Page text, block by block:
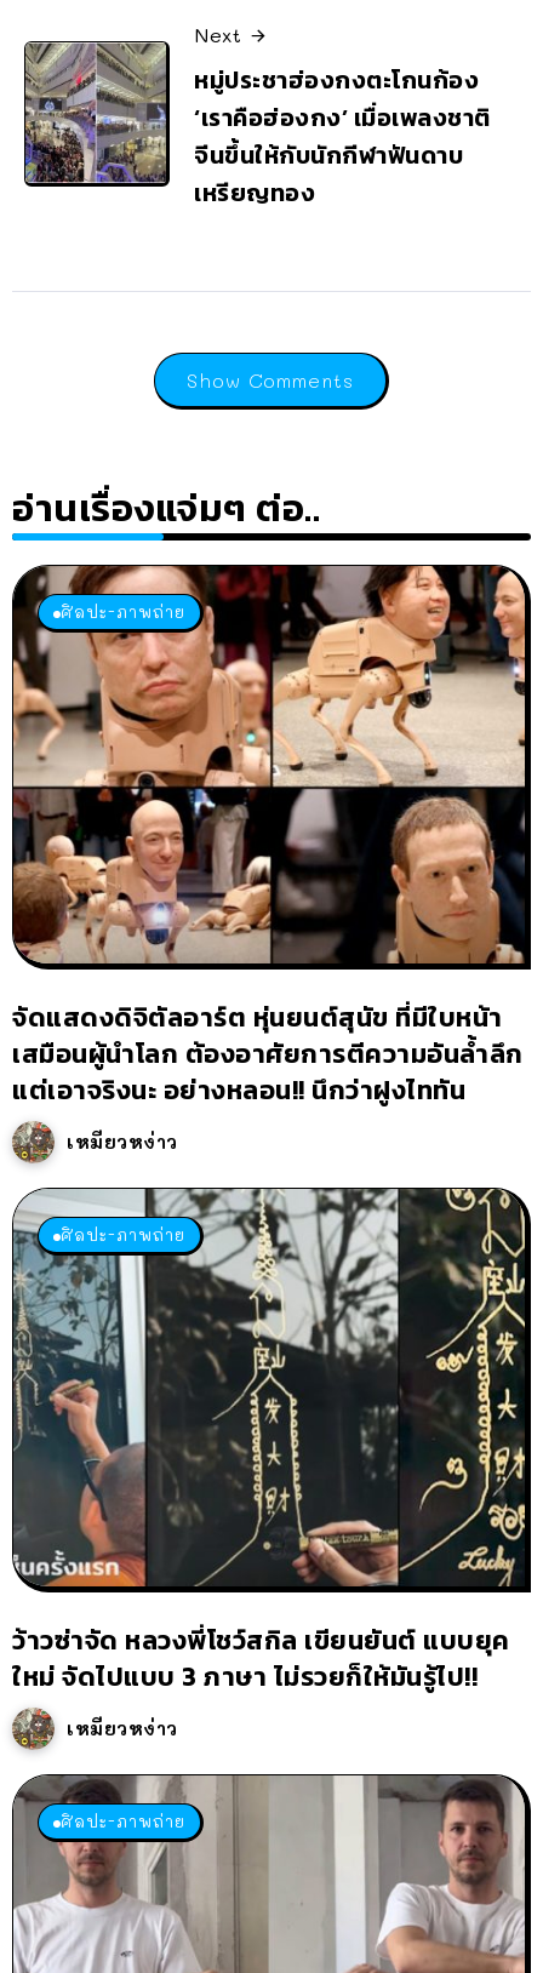
Next
หมู่ประชาฮ่องกงตะโกนก้อง
‘เราคือฮ่องกง’ เมื่อเพลงชาติ
จีนขึ้นให้กับนักกีฬาฟันดาบ
เหรียญทอง
Show Comments
อ่านเรื่องแจ่มๆ ต่อ..
ศิลปะ-ภาพถ่าย
จัดแสดงดิจิตัลอาร์ต หุ่นยนต์สุนัข ที่มีใบหน้า
เสมือนผู้นำโลก ต้องอาศัยการตีความอันล้ำลึก
แต่เอาจริงนะ อย่างหลอน!! นึกว่าฝูงไททัน
เหมียวหง่าว
ศิลปะ-ภาพถ่าย
ว้าวซ่าจัด หลวงพี่โชว์สกิล เขียนยันต์ แบบยุค
ใหม่ จัดไปแบบ 3 ภาษา ไม่รวยก็ให้มันรู้ไป!!
เหมียวหง่าว
ศิลปะ-ภาพถ่าย